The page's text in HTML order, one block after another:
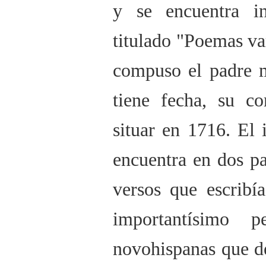
y se encuentra
titulado "Poemas
compuso el padre
tiene fecha, su
situar en 1716. El
encuentra en dos
versos que
importantísimo
novohispanas que